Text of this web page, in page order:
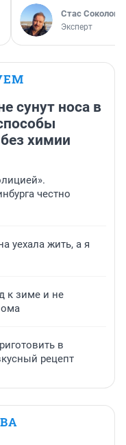
Стас Соколов
Эксперт
сунут носа в
химии
честно
уехала жить, а я
к зиме и не
в
рецепт